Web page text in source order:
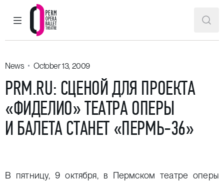
MAIN MENU
Perm Opera and Ballet Theatre
News October 13, 2009
PRM.RU: СЦЕНОЙ ДЛЯ ПРОЕКТА
«ФИДЕЛИО» ТЕАТРА ОПЕРЫ
И БАЛЕТА СТАНЕТ «ПЕРМЬ-36»
В пятницу, 9 октября, в Пермском театре оперы